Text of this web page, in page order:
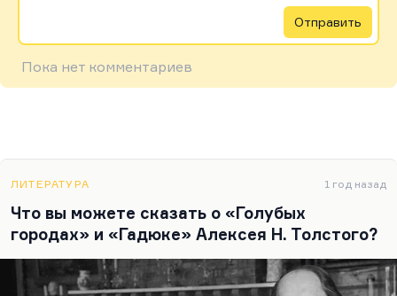
Отправить
Пока нет комментариев
ЛИТЕРАТУРА 1 год назад
Что вы можете сказать о «Голубых
городах» и «Гадюке» Алексея Н. Толстого?